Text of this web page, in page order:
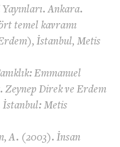
Ankara.
temel kavramı
İstanbul, Metis
Emmanuel
Zeynep Direk ve Erdem
İstanbul: Metis
A. (2003). İnsan